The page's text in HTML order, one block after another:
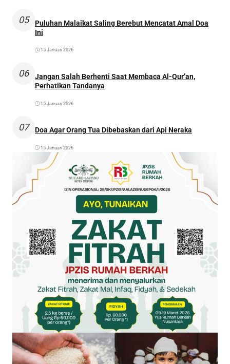
05
Puluhan Malaikat Saling Berebut Mencatat Amal Doa
Ini
15 Januari 2026
06
Jangan Salah Berhenti Saat Membaca Al-Qur’an,
Perhatikan Tandanya
15 Januari 2026
07 Doa Agar Orang Tua Dibebaskan dari Api Neraka
15 Januari 2026